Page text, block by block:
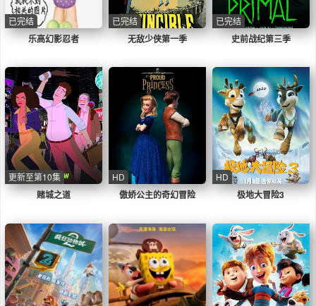
乐高幻影忍者
已完结
无敌少侠第一季
已完结
史前战纪第三季
已完结
赌城之道
更新至第10集
傲娇公主的奇幻冒险
HD
极地大冒险3
HD